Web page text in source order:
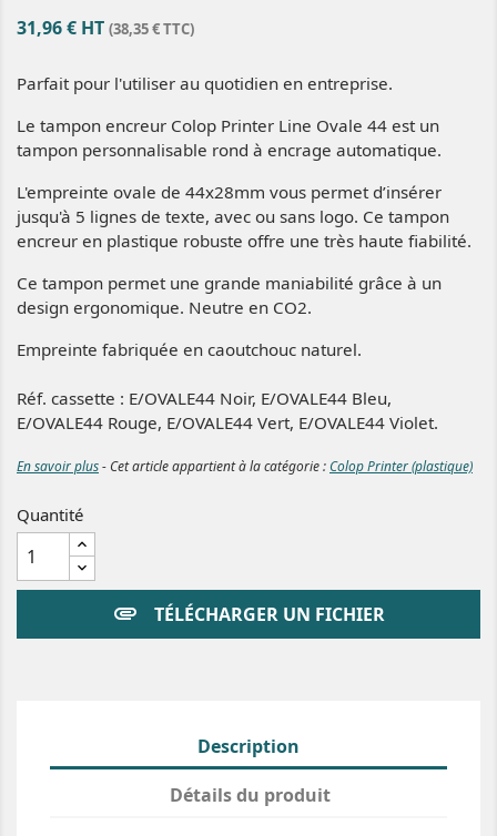
31,96 € HT (38,35 € TTC)
Parfait pour l'utiliser au quotidien en entreprise.
Le tampon encreur Colop Printer Line Ovale 44 est un
tampon personnalisable rond à encrage automatique.
L'empreinte ovale de 44x28mm vous permet d’insérer
jusqu'à 5 lignes de texte, avec ou sans logo. Ce tampon
encreur en plastique robuste offre une très haute fiabilité.
Ce tampon permet une grande maniabilité grâce à un
design ergonomique. Neutre en CO2.
Empreinte fabriquée en caoutchouc naturel.
Réf. cassette : E/OVALE44 Noir, E/OVALE44 Bleu,
E/OVALE44 Rouge, E/OVALE44 Vert, E/OVALE44 Violet.
En savoir plus- Cet article appartient à la catégorie :Colop Printer (plastique)
Quantité
attachment TÉLÉCHARGER UN FICHIER
Description
Détails du produit